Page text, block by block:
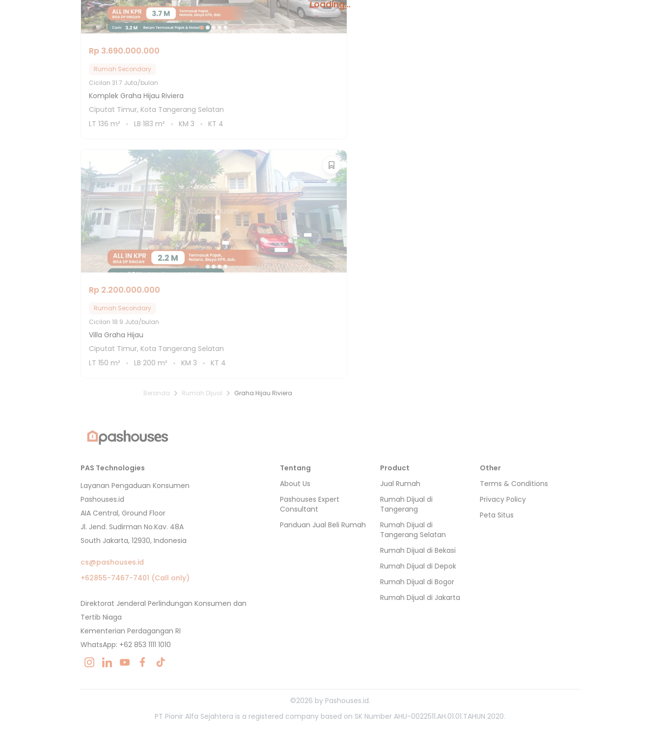
Loading...
Rp 3.690.000.000
Rumah Secondary
Cicilan 31.7 Juta/bulan
Komplek Graha Hijau Riviera
Ciputat Timur, Kota Tangerang Selatan
LT 136 m² LB 183 m² KM 3 KT 4
Rp 2.200.000.000
Rumah Secondary
Cicilan 18.9 Juta/bulan
Villa Graha Hijau
Ciputat Timur, Kota Tangerang Selatan
LT 150 m² LB 200 m² KM 3 KT 4
Beranda Rumah Dijual Graha Hijau Riviera
PAS Technologies
Layanan Pengaduan Konsumen
Pashouses.id
AIA Central, Ground Floor
Jl. Jend. Sudirman No.Kav. 48A
South Jakarta, 12930, Indonesia
cs@pashouses.id
+62855-7467-7401 (Call only)
Direktorat Jenderal Perlindungan Konsumen dan
Tertib Niaga
Kementerian Perdagangan RI
WhatsApp: +62 853 1111 1010
Tentang
About Us
Pashouses Expert
Consultant
Panduan Jual Beli Rumah
Product
Jual Rumah
Rumah Dijual di
Tangerang
Rumah Dijual di
Tangerang Selatan
Rumah Dijual di Bekasi
Rumah Dijual di Depok
Rumah Dijual di Bogor
Rumah Dijual di Jakarta
Other
Terms & Conditions
Privacy Policy
Peta Situs
©2026 by Pashouses.id.
PT Pionir Alfa Sejahtera is a registered company based on SK Number AHU-0022511.AH.01.01.TAHUN 2020.